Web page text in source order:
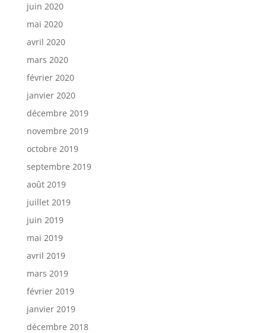
juin 2020
mai 2020
avril 2020
mars 2020
février 2020
janvier 2020
décembre 2019
novembre 2019
octobre 2019
septembre 2019
août 2019
juillet 2019
juin 2019
mai 2019
avril 2019
mars 2019
février 2019
janvier 2019
décembre 2018